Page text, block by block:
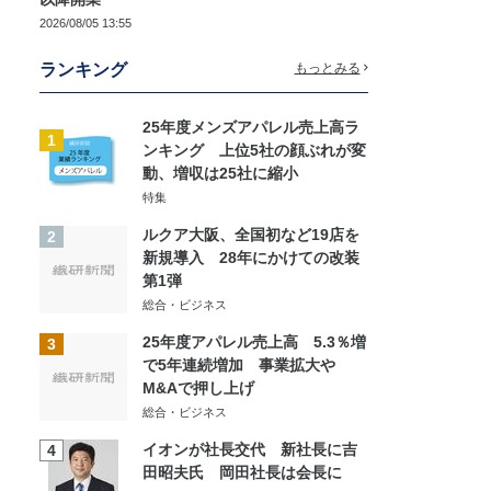
2026/08/05 13:55
ランキング もっとみる
1
25年度メンズアパレル売上高ラ
ンキング 上位5社の顔ぶれが変
動、増収は25社に縮小
特集
2
ルクア大阪、全国初など19店を
新規導入 28年にかけての改装
第1弾
総合・ビジネス
3
25年度アパレル売上高 5.3％増
で5年連続増加 事業拡大や
M&Aで押し上げ
総合・ビジネス
4
イオンが社長交代 新社長に吉
田昭夫氏 岡田社長は会長に